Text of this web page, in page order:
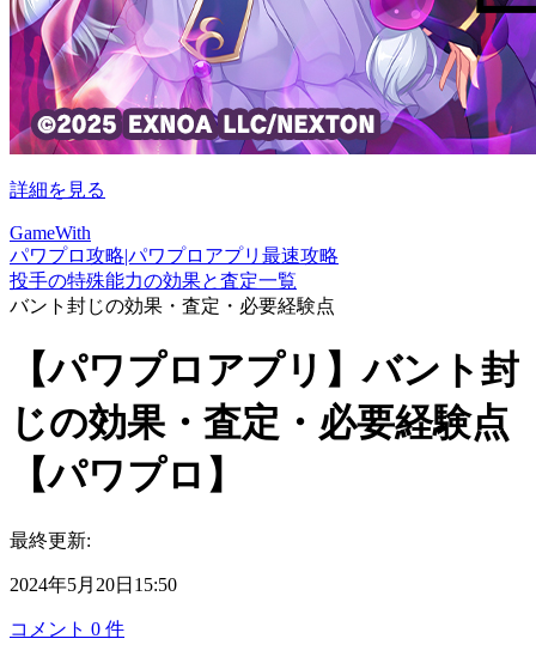
詳細を見る
GameWith
パワプロ攻略|パワプロアプリ最速攻略
投手の特殊能力の効果と査定一覧
バント封じの効果・査定・必要経験点
【パワプロアプリ】バント封
じの効果・査定・必要経験点
【パワプロ】
最終更新:
2024年5月20日15:50
コメント 0 件